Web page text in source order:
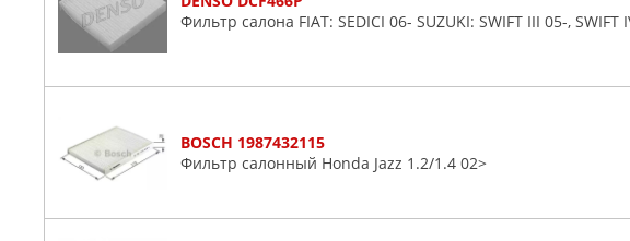
Фильтр салона FIAT: SEDICI 06- SUZUKI: SWIFT III 05-, SWIFT
BOSCH 1987432115
Фильтр салонный Honda Jazz 1.2/1.4 02>